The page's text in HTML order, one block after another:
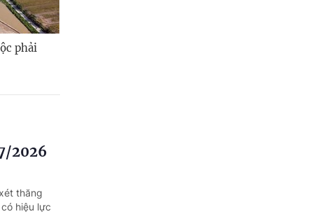
phải
2026
thăng
hiệu lực